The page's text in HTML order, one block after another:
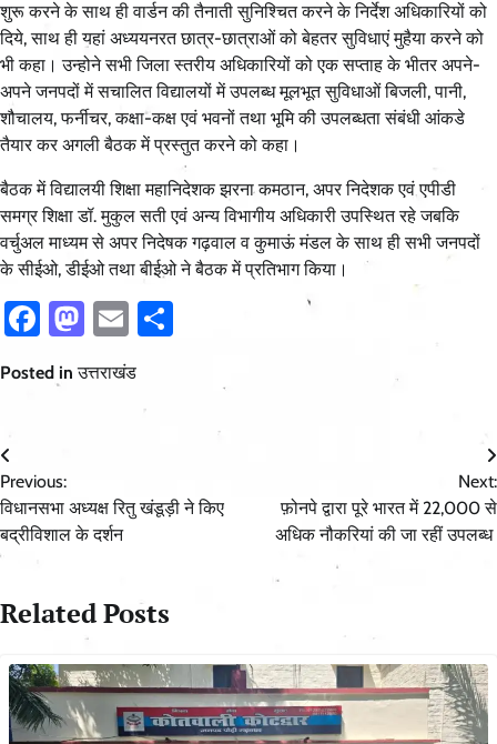
शुरू करने के साथ ही वार्डन की तैनाती सुनिश्चित करने के निर्देश अधिकारियों को
दिये, साथ ही यहां अध्ययनरत छात्र-छात्राओं को बेहतर सुविधाएं मुहैया करने को
भी कहा। उन्होने सभी जिला स्तरीय अधिकारियों को एक सप्ताह के भीतर अपने-
अपने जनपदों में सचालित विद्यालयों में उपलब्ध मूलभूत सुविधाओं बिजली, पानी,
शौचालय, फर्नीचर, कक्षा-कक्ष एवं भवनों तथा भूमि की उपलब्धता संबंधी आंकडे
तैयार कर अगली बैठक में प्रस्तुत करने को कहा।
बैठक में विद्यालयी शिक्षा महानिदेशक झरना कमठान, अपर निदेशक एवं एपीडी
समग्र शिक्षा डॉ. मुकुल सती एवं अन्य विभागीय अधिकारी उपस्थित रहे जबकि
वर्चुअल माध्यम से अपर निदेषक गढ़वाल व कुमाऊं मंडल के साथ ही सभी जनपदों
के सीईओ, डीईओ तथा बीईओ ने बैठक में प्रतिभाग किया।
Facebook
Mastodon
Email
Posted inउत्तराखंड
Post
navigation
Previous:
विधानसभा अध्यक्ष रितु खंडूड़ी ने किए
बद्रीविशाल के दर्शन
Next:
फ़ोनपे द्वारा पूरे भारत में 22,000 से
अधिक नौकरियां की जा रहीं उपलब्ध
Related Posts